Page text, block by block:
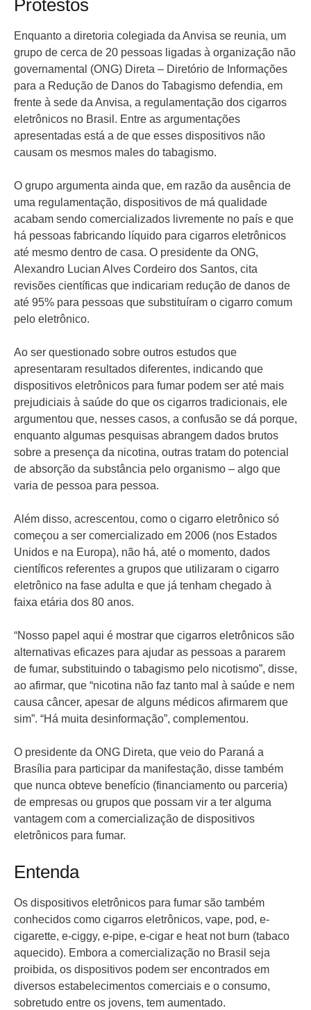
Protestos
Enquanto a diretoria colegiada da Anvisa se reunia, um
grupo de cerca de 20 pessoas ligadas à organização não
governamental (ONG) Direta – Diretório de Informações
para a Redução de Danos do Tabagismo defendia, em
frente à sede da Anvisa, a regulamentação dos cigarros
eletrônicos no Brasil. Entre as argumentações
apresentadas está a de que esses dispositivos não
causam os mesmos males do tabagismo.
O grupo argumenta ainda que, em razão da ausência de
uma regulamentação, dispositivos de má qualidade
acabam sendo comercializados livremente no país e que
há pessoas fabricando líquido para cigarros eletrônicos
até mesmo dentro de casa. O presidente da ONG,
Alexandro Lucian Alves Cordeiro dos Santos, cita
revisões científicas que indicariam redução de danos de
até 95% para pessoas que substituíram o cigarro comum
pelo eletrônico.
Ao ser questionado sobre outros estudos que
apresentaram resultados diferentes, indicando que
dispositivos eletrônicos para fumar podem ser até mais
prejudiciais à saúde do que os cigarros tradicionais, ele
argumentou que, nesses casos, a confusão se dá porque,
enquanto algumas pesquisas abrangem dados brutos
sobre a presença da nicotina, outras tratam do potencial
de absorção da substância pelo organismo – algo que
varia de pessoa para pessoa.
Além disso, acrescentou, como o cigarro eletrônico só
começou a ser comercializado em 2006 (nos Estados
Unidos e na Europa), não há, até o momento, dados
científicos referentes a grupos que utilizaram o cigarro
eletrônico na fase adulta e que já tenham chegado à
faixa etária dos 80 anos.
“Nosso papel aqui é mostrar que cigarros eletrônicos são
alternativas eficazes para ajudar as pessoas a pararem
de fumar, substituindo o tabagismo pelo nicotismo”, disse,
ao afirmar, que “nicotina não faz tanto mal à saúde e nem
causa câncer, apesar de alguns médicos afirmarem que
sim”. “Há muita desinformação”, complementou.
O presidente da ONG Direta, que veio do Paraná a
Brasília para participar da manifestação, disse também
que nunca obteve benefício (financiamento ou parceria)
de empresas ou grupos que possam vir a ter alguma
vantagem com a comercialização de dispositivos
eletrônicos para fumar.
Entenda
Os dispositivos eletrônicos para fumar são também
conhecidos como cigarros eletrônicos, vape, pod, e-
cigarette, e-ciggy, e-pipe, e-cigar e heat not burn (tabaco
aquecido). Embora a comercialização no Brasil seja
proibida, os dispositivos podem ser encontrados em
diversos estabelecimentos comerciais e o consumo,
sobretudo entre os jovens, tem aumentado.